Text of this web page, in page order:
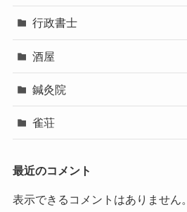
行政書士
酒屋
鍼灸院
雀荘
最近のコメント
表示できるコメントはありません。